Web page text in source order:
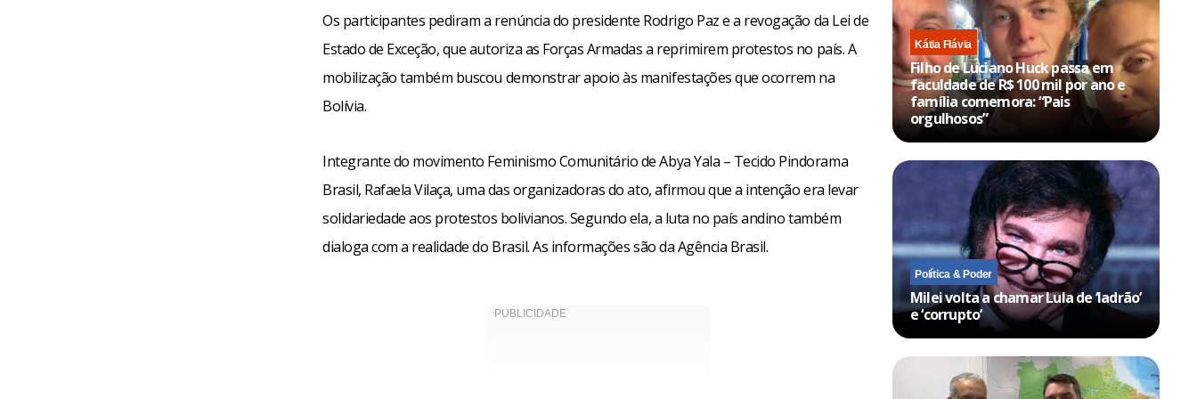
Os participantes pediram a renúncia do presidente Rodrigo Paz e a revogação da Lei de
Estado de Exceção, que autoriza as Forças Armadas a reprimirem protestos no país. A
mobilização também buscou demonstrar apoio às manifestações que ocorrem na
Bolívia.
Integrante do movimento Feminismo Comunitário de Abya Yala – Tecido Pindorama
Brasil, Rafaela Vilaça, uma das organizadoras do ato, afirmou que a intenção era levar
solidariedade aos protestos bolivianos. Segundo ela, a luta no país andino também
dialoga com a realidade do Brasil. As informações são da Agência Brasil.
Kátia Flávia
Filho de Luciano Huck passa em
faculdade de R$ 100 mil por ano e
família comemora: “Pais
orgulhosos”
Política & Poder
Milei volta a chamar Lula de ‘ladrão’
e ‘corrupto’